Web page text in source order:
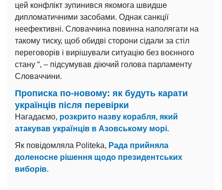
цей конфлікт зупинився якомога швидше
дипломатичними засобами. Однак санкції
неефективні. Словаччина повинна наполягати на
такому тиску, щоб обидві сторони сідали за стіл
переговорів і вирішували ситуацію без воєнного
стану “, – підсумував діючий голова парламенту
Словаччини.
Прописка по-новому: як будуть карати
українців після перевірки
Нагадаємо, розкрито назву корабля, який
атакував українців в Азовському морі.
Як повідомляла Politeka, Рада прийняла
доленосне рішення щодо президентських
виборів.